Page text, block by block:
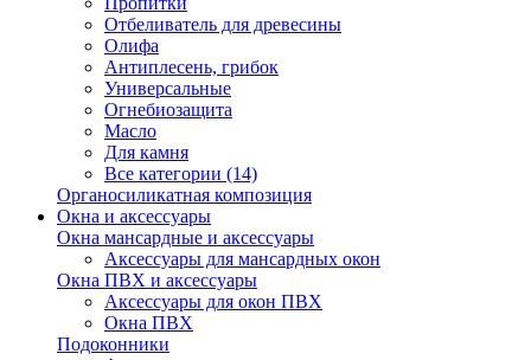
Отбеливатель для древесины
Олифа
Антиплесень, грибок
Универсальные
Огнебиозащита
Масло
Для камня
Все категории (14)
Органосиликатная композиция
Окна и аксессуары
Окна мансардные и аксессуары
Аксессуары для мансардных окон
Окна ПВХ и аксессуары
Аксессуары для окон ПВХ
Окна ПВХ
Подоконники